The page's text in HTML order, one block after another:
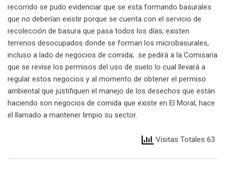
recorrido se pudo evidenciar que se esta formando basurales
que no deberían existir porque se cuenta con el servicio de
recolección de basura que pasa todos los días; existen
terrenos desocupados donde se forman los microbasurales,
incluso a lado de negocios de comida; se pedirá a la Comisaria
que se revise los permisos del uso de suelo lo cual llevará a
regular estos negocios y al momento de obtener el permiso
ambiental que justifiquen el manejo de los desechos que están
haciendo son negocios de comida que existe en El Moral, hace
el llamado a mantener limpio su sector.
Visitas Totales 63